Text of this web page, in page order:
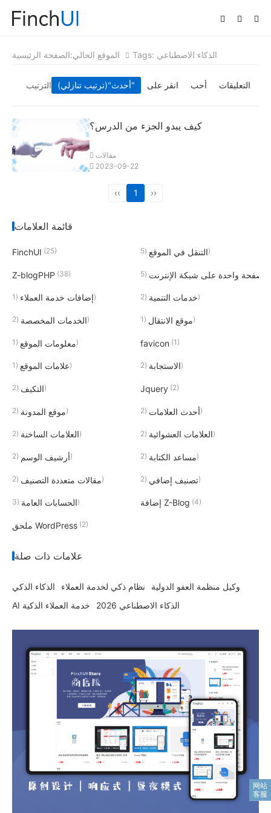
الموقع الحالي:الصفحة الرئيسية Tags: الذكاء الاصطناعي
الترتيب أحدث"(ترتيب تنازلي)" انقر على أحب التعليقات
كيف يبدو الجزء من الدرس؟
مقالات
2023-09-22
‹‹ 1 ››
قائمة العلامات
FinchUI (25) التنقل في الموقع(5)
Z-blogPHP (38) صفحة واحدة على شبكة الإنترنت
إضافات خدمة العملاء(1) خدمات التنمية(2)
الخدمات المخصصة(2) موقع الانتقال(1)
معلومات الموقع(1) favicon (1)
علامات الموقع(1) الاستجابة(2)
التكيف(2) Jquery(2)
موقع المدونة(2) أحدث العلامات(2)
العلامات الساخنة(2) العلامات العشوائية(2)
أرشيف الوسم(2) مساعد الكتابة(2)
مقالات متعددة التصنيف(2) تصنيف إضافي(2)
الحسابات العامة(3) إضافة Z-Blog (4)
ملحق WordPress (2)
علامات ذات صلة
الذكاء الذكي نظام ذكي لخدمة العملاء
وكيل منظمة العفو الدولية
AI خدمة العملاء الذكية
2026 الذكاء الاصطناعي